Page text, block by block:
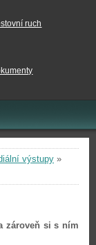
ruch
výstupy »
zároveň si s ním